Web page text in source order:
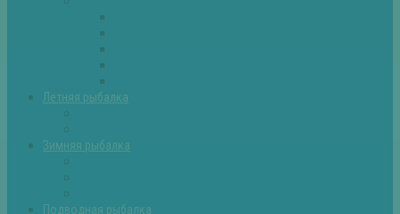
Летняя рыбалка
Зимняя рыбалка
Подводная рыбалка